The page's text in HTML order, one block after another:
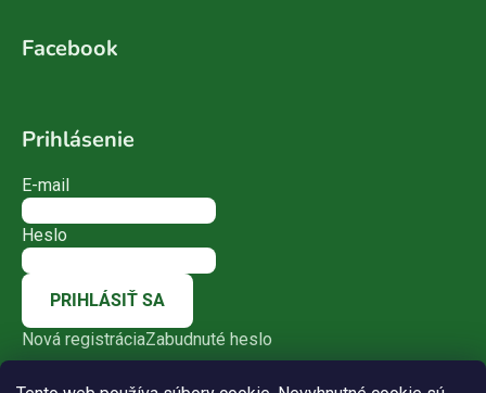
Facebook
Prihlásenie
E-mail
Heslo
PRIHLÁSIŤ SA
Nová registráciaZabudnuté heslo